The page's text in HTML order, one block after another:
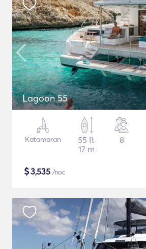
Lagoon 55
Katamaran
55 ft
17 m
8
$3,535 /noc